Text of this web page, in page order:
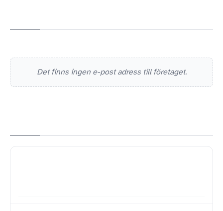
Det finns ingen e-post adress till företaget.